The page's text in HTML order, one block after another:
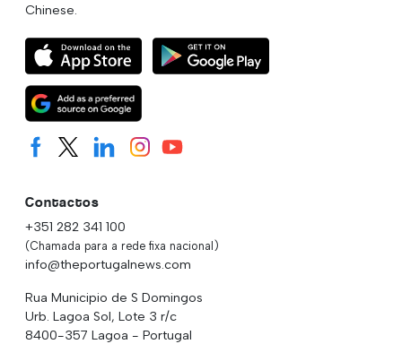
Chinese.
Contactos
+351 282 341 100
(Chamada para a rede fixa nacional)
info@theportugalnews.com
Rua Municipio de S Domingos
Urb. Lagoa Sol, Lote 3 r/c
8400-357 Lagoa - Portugal